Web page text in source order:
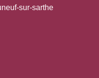
sur-sarthe